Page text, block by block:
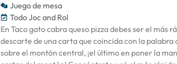
Juego de mesa
Todo Joc and Rol
En Taco gato cabra queso pizza debes ser el más
descarte de una carta que coincida con la palabra
sobre el montón central, ¡el último en poner la